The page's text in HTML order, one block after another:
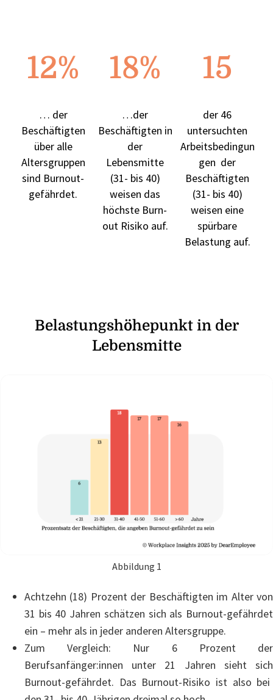
12%
… der
Beschäftigten
über alle
Altersgruppen
sind Burnout-
gefährdet.
18%
…der
Beschäftigten in
der
Lebensmitte
(31- bis 40)
weisen das
höchste Burn-
out Risiko auf.
15
der 46
untersuchten
Arbeitsbedingun
gen der
Beschäftigten
(31- bis 40)
weisen eine
spürbare
Belastung auf.
Belastungshöhepunkt in der
Lebensmitte
Abbildung 1
Achtzehn (18) Prozent der Beschäftigten im Alter von
31 bis 40 Jahren schätzen sich als Burnout-gefährdet
ein – mehr als in jeder anderen Altersgruppe.
Zum Vergleich: Nur 6 Prozent der
Berufsanfänger:innen
unter 21 Jahren
sieht sich
Burnout-gefährdet. Das Burnout-Risiko ist also bei